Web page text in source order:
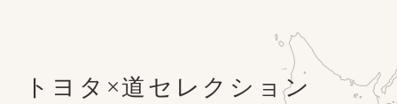
トヨタ×道セレクション